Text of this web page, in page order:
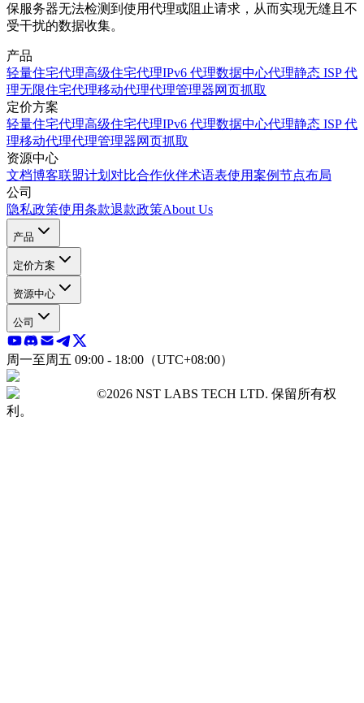
保服务器无法检测到使用代理或阻止请求，从而实现无缝且不
受干扰的数据收集。
产品
轻量住宅代理高级住宅代理IPv6 代理数据中心代理静态 ISP 代
理无限住宅代理移动代理代理管理器网页抓取
定价方案
轻量住宅代理高级住宅代理IPv6 代理数据中心代理静态 ISP 代
理移动代理代理管理器网页抓取
资源中心
文档博客联盟计划 对比合作伙伴术语表使用案例节点布局
公司
隐私政策使用条款退款政策About Us
产品
定价方案
资源中心
公司
周一至周五 09:00 - 18:00（UTC+08:00）
©2026 NST LABS TECH LTD. 保留所有权
利。